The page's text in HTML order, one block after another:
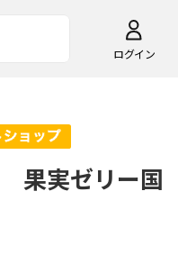
ログイン
果実ゼリー国